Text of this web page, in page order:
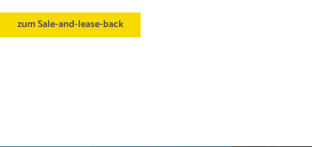
zum Sale-and-lease-back